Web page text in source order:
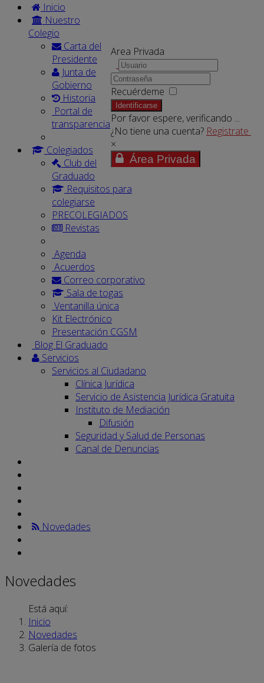
Area Privada
Recuérdeme
Identificarse
Por favor espere, verificando ...
¿No tiene una cuenta? Registrate
×
Área Privada
Inicio
Nuestro
Colegio
Carta del
Presidente
Junta de
Gobierno
Historia
Portal de
transparencia
Colegiados
Club del
Graduado
Requisitos para
colegiarse
PRECOLEGIADOS
Revistas
Agenda
Acuerdos
Correo corporativo
Sala de togas
Ventanilla única
Kit Electrónico
Presentación CGSM
Blog El Graduado
Servicios
Servicios al Ciudadano
Clínica Jurídica
Servicio de Asistencia Jurídica Gratuita
Instituto de Mediación
Difusión
Seguridad y Salud de Personas
Canal de Denuncias
Novedades
Novedades
Está aquí:
Inicio
Novedades
Galería de fotos